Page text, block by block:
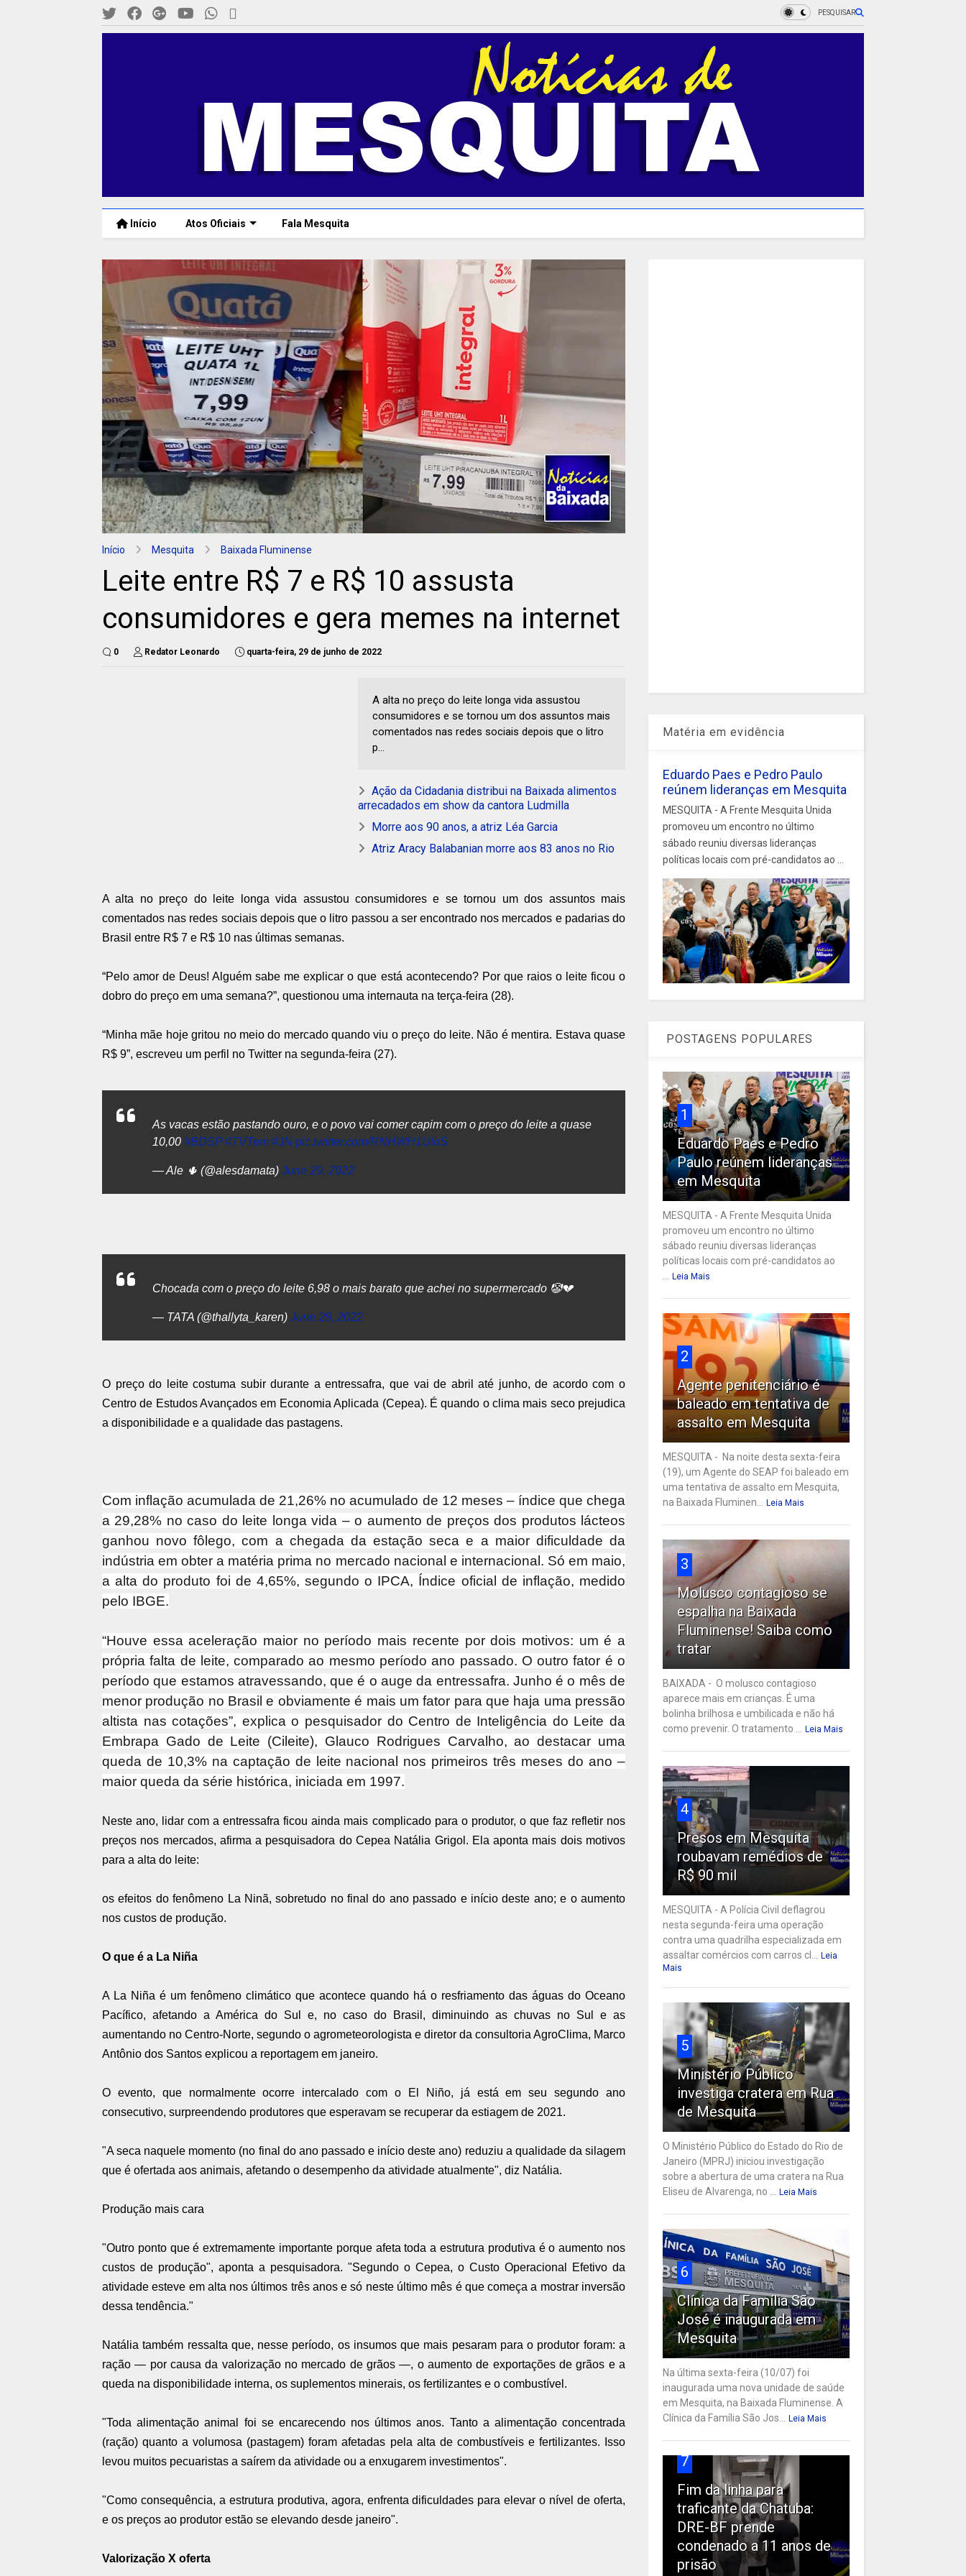
PESQUISAR
Início Atos Oficiais Fala Mesquita
Início Mesquita Baixada Fluminense
Leite entre R$ 7 e R$ 10 assusta
consumidores e gera memes na internet
0 Redator Leonardo quarta-feira, 29 de junho de 2022
A alta no preço do leite longa vida assustou
consumidores e se tornou um dos assuntos mais
comentados nas redes sociais depois que o litro
p...
Ação da Cidadania distribui na Baixada alimentos
arrecadados em show da cantora Ludmilla
Morre aos 90 anos, a atriz Léa Garcia
Atriz Aracy Balabanian morre aos 83 anos no Rio
A alta no preço do leite longa vida assustou consumidores e se tornou um dos assuntos mais
comentados nas redes sociais depois que o litro passou a ser encontrado nos mercados e padarias do
Brasil entre R$ 7 e R$ 10 nas últimas semanas.
“Pelo amor de Deus! Alguém sabe me explicar o que está acontecendo? Por que raios o leite ficou o
dobro do preço em uma semana?”, questionou uma internauta na terça-feira (28).
“Minha mãe hoje gritou no meio do mercado quando viu o preço do leite. Não é mentira. Estava quase
R$ 9”, escreveu um perfil no Twitter na segunda-feira (27).
As vacas estão pastando ouro, e o povo vai comer capim com o preço do leite a quase
10,00 #BDSP #TVTem #JN pic.twitter.com/RNHWH1UloS
— Ale 🌵 (@alesdamata) June 29, 2022
Chocada com o preço do leite 6,98 o mais barato que achei no supermercado 🤡💔
— TATA (@thallyta_karen) June 29, 2022
O preço do leite costuma subir durante a entressafra, que vai de abril até junho, de acordo com o
Centro de Estudos Avançados em Economia Aplicada (Cepea). É quando o clima mais seco prejudica
a disponibilidade e a qualidade das pastagens.
Com inflação acumulada de 21,26% no acumulado de 12 meses – índice que chega
a 29,28% no caso do leite longa vida – o aumento de preços dos produtos lácteos
ganhou novo fôlego, com a chegada da estação seca e a maior dificuldade da
indústria em obter a matéria prima no mercado nacional e internacional. Só em maio,
a alta do produto foi de 4,65%, segundo o IPCA, Índice oficial de inflação, medido
pelo IBGE.
“Houve essa aceleração maior no período mais recente por dois motivos: um é a
própria falta de leite, comparado ao mesmo período ano passado. O outro fator é o
período que estamos atravessando, que é o auge da entressafra. Junho é o mês de
menor produção no Brasil e obviamente é mais um fator para que haja uma pressão
altista nas cotações”, explica o pesquisador do Centro de Inteligência do Leite da
Embrapa Gado de Leite (Cileite), Glauco Rodrigues Carvalho, ao destacar uma
queda de 10,3% na captação de leite nacional nos primeiros três meses do ano –
maior queda da série histórica, iniciada em 1997.
Neste ano, lidar com a entressafra ficou ainda mais complicado para o produtor, o que faz refletir nos
preços nos mercados, afirma a pesquisadora do Cepea Natália Grigol. Ela aponta mais dois motivos
para a alta do leite:
os efeitos do fenômeno La Ninã, sobretudo no final do ano passado e início deste ano;e o aumento
nos custos de produção.
O que é a La Niña
A La Niña é um fenômeno climático que acontece quando há o resfriamento das águas do Oceano
Pacífico, afetando a América do Sul e, no caso do Brasil, diminuindo as chuvas no Sul e as
aumentando no Centro-Norte, segundo o agrometeorologista e diretor da consultoria AgroClima, Marco
Antônio dos Santos explicou a reportagem em janeiro.
O evento, que normalmente ocorre intercalado com o El Niño, já está em seu segundo ano
consecutivo, surpreendendo produtores que esperavam se recuperar da estiagem de 2021.
"A seca naquele momento (no final do ano passado e início deste ano) reduziu a qualidade da silagem
que é ofertada aos animais, afetando o desempenho da atividade atualmente", diz Natália.
Produção mais cara
"Outro ponto que é extremamente importante porque afeta toda a estrutura produtiva é o aumento nos
custos de produção", aponta a pesquisadora. "Segundo o Cepea, o Custo Operacional Efetivo da
atividade esteve em alta nos últimos três anos e só neste último mês é que começa a mostrar inversão
dessa tendência."
Natália também ressalta que, nesse período, os insumos que mais pesaram para o produtor foram: a
ração — por causa da valorização no mercado de grãos —, o aumento de exportações de grãos e a
queda na disponibilidade interna, os suplementos minerais, os fertilizantes e o combustível.
"Toda alimentação animal foi se encarecendo nos últimos anos. Tanto a alimentação concentrada
(ração) quanto a volumosa (pastagem) foram afetadas pela alta de combustíveis e fertilizantes. Isso
levou muitos pecuaristas a saírem da atividade ou a enxugarem investimentos".
"Como consequência, a estrutura produtiva, agora, enfrenta dificuldades para elevar o nível de oferta,
e os preços ao produtor estão se elevando desde janeiro".
Valorização X oferta
Matéria em evidência
Eduardo Paes e Pedro Paulo
reúnem lideranças em Mesquita
MESQUITA - A Frente Mesquita Unida
promoveu um encontro no último
sábado reuniu diversas lideranças
políticas locais com pré-candidatos ao ...
POSTAGENS POPULARES
1
Eduardo Paes e Pedro
Paulo reúnem lideranças
em Mesquita
MESQUITA - A Frente Mesquita Unida
promoveu um encontro no último
sábado reuniu diversas lideranças
políticas locais com pré-candidatos ao
... Leia Mais
2
Agente penitenciário é
baleado em tentativa de
assalto em Mesquita
MESQUITA - Na noite desta sexta-feira
(19), um Agente do SEAP foi baleado em
uma tentativa de assalto em Mesquita,
na Baixada Fluminen... Leia Mais
3
Molusco contagioso se
espalha na Baixada
Fluminense! Saiba como
tratar
BAIXADA - O molusco contagioso
aparece mais em crianças. É uma
bolinha brilhosa e umbilicada e não há
como prevenir. O tratamento ... Leia Mais
4
Presos em Mesquita
roubavam remédios de
R$ 90 mil
MESQUITA - A Polícia Civil deflagrou
nesta segunda-feira uma operação
contra uma quadrilha especializada em
assaltar comércios com carros cl... Leia
Mais
5
Ministério Público
investiga cratera em Rua
de Mesquita
O Ministério Público do Estado do Rio de
Janeiro (MPRJ) iniciou investigação
sobre a abertura de uma cratera na Rua
Eliseu de Alvarenga, no ... Leia Mais
6
Clínica da Família São
José é inaugurada em
Mesquita
Na última sexta-feira (10/07) foi
inaugurada uma nova unidade de saúde
em Mesquita, na Baixada Fluminense. A
Clínica da Família São Jos... Leia Mais
7
Fim da linha para
traficante da Chatuba:
DRE-BF prende
condenado a 11 anos de
prisão